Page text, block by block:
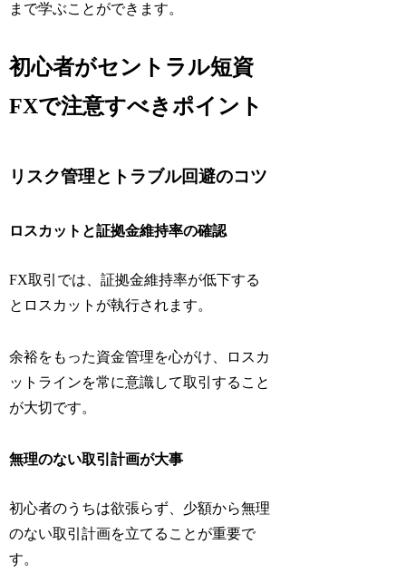
まで学ぶことができます。
初心者がセントラル短資
FXで注意すべきポイント
リスク管理とトラブル回避のコツ
ロスカットと証拠金維持率の確認
FX取引では、証拠金維持率が低下する
とロスカットが執行されます。
余裕をもった資金管理を心がけ、ロスカ
ットラインを常に意識して取引すること
が大切です。
無理のない取引計画が大事
初心者のうちは欲張らず、少額から無理
のない取引計画を立てることが重要で
す。